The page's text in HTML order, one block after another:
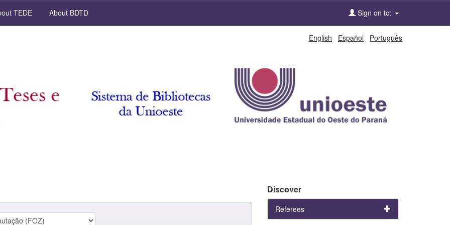
TEDE About BDTD Sign on to:
English Español Português
Discover
Referees